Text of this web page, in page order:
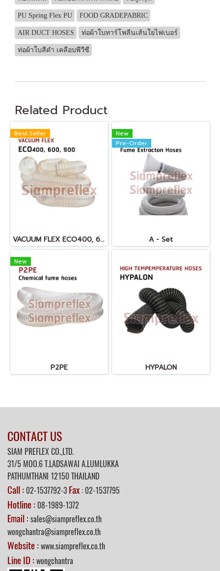
PU Spring Flex PU FOOD GRADEPABRIC
AIR DUCT HOSES ท่อผ้าใบทาร์โพลีนเส้นใยไฟเบอร์
ท่อผ้าใบสีดำ เคลือบพีวีซี
Related Product
Best Seller
VACUUM FLEX ECO400, 600, 900
New
Pre-Order
A - Set
New
P2PE HYPALON
CONTACT US
SIAM PREFLEX CO.,LTD.
31/5 MOO.6 T.LADSAWAI A.LUMLUKKA
PATHUMTHANI 12150 THAILAND
Call :02-1537792-3 Fax : 02-1537795
Hotline :08-1989-1372
Email : sales@siampreflex.co.th
wongchantra@siampreflex.co.th
Website :www.siampreflex.co.th
Line ID :wongchantra